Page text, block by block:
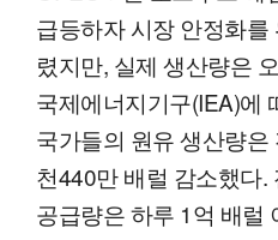
급등하자 시장 안정화
렸지만, 실제 생산량은
국제에너지기구(IEA)에
국가들의 원유 생산량은
천440만 배럴 감소했다
공급량은 하루 1억 배럴